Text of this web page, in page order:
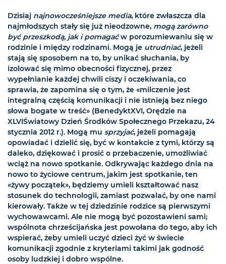
Dzisiaj najnowocześniejsze media, które zwłaszcza dla
najmłodszych stały się już nieodzowne, mogą zarówno
być przeszkodą, jak i pomagaćw porozumiewaniu się w
rodzinie i między rodzinami. Mogą je utrudniać, jeżeli
stają się sposobem na to, by unikać słuchania, by
izolować się mimo obecności fizycznej, przez
wypełnianie każdej chwili ciszy i oczekiwania, co
sprawia, że zapomina się o tym, że «milczenie jest
integralną częścią komunikacji i nie istnieją bez niego
słowa bogate w treść» (BenedyktXVI, Orędzie na
XLVIŚwiatowy Dzień Środków Społecznego Przekazu, 24
stycznia 2012 r.). Mogą mu sprzyjać, jeżeli pomagają
opowiadać i dzielić się, być w kontakcie z tymi, którzy są
daleko, dziękować i prosić o przebaczenie, umożliwiać
wciąż na nowo spotkanie. Odkrywając każdego dnia na
nowo to życiowe centrum, jakim jest spotkanie, ten
«żywy początek», będziemy umieli kształtować nasz
stosunek do technologii, zamiast pozwalać, by one nami
kierowały. Także w tej dziedzinie rodzice są pierwszymi
wychowawcami. Ale nie mogą być pozostawieni sami;
wspólnota chrześcijańska jest powołana do tego, aby ich
wspierać, żeby umieli uczyć dzieci żyć w świecie
komunikacji zgodnie z kryteriami takimi jak godność
osoby ludzkiej i dobro wspólne.